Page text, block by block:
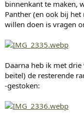
binnenkant te maken,
Panther (en ook bij
willen doen is vragen
Daarna heb ik met
beitel) de resterende
-gestoken: